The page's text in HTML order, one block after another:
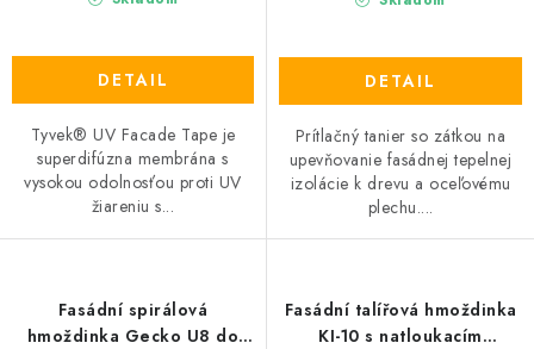
DETAIL
Tyvek® UV Facade Tape je
superdifúzna membrána s
vysokou odolnosťou proti UV
žiareniu s...
DETAIL
Prítlačný tanier so zátkou na
upevňovanie fasádnej tepelnej
izolácie k drevu a oceľovému
plechu....
Fasádní spirálová
hmoždinka Gecko U8 do
Fasádní talířová hmoždinka
KI-10 s natloukacím